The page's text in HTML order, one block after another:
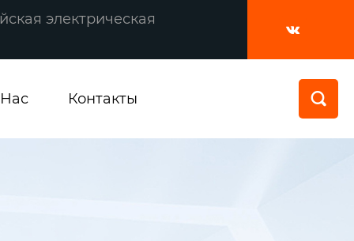
электрическая

Контакты 